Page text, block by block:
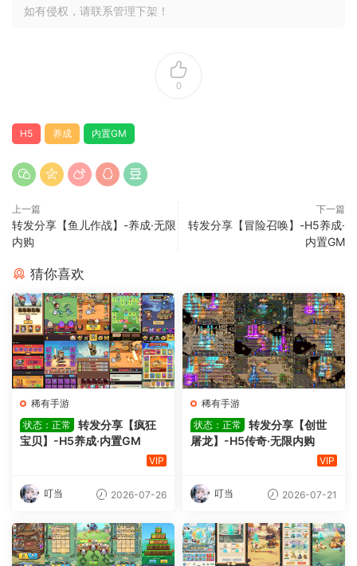
如有侵权，请联系管理下架！
0
H5 养成 内置GM
上一篇
转发分享【鱼儿作战】-养成·无限
内购
下一篇
转发分享【冒险召唤】-H5养成·
内置GM
猜你喜欢
稀有手游
状态：正常
转发分享【疯狂
宝贝】-H5养成·内置GM
VIP
叮当 2026-07-26
稀有手游
状态：正常
转发分享【创世
屠龙】-H5传奇·无限内购
VIP
叮当 2026-07-21